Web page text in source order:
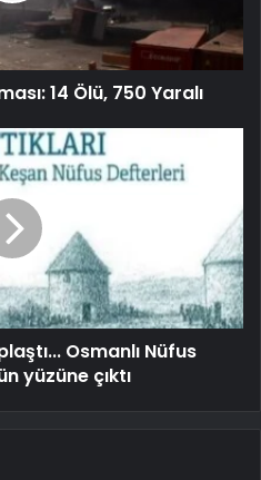
14 Ölü, 750 Yaralı
Osmanlı Nüfus
yüzüne çıktı